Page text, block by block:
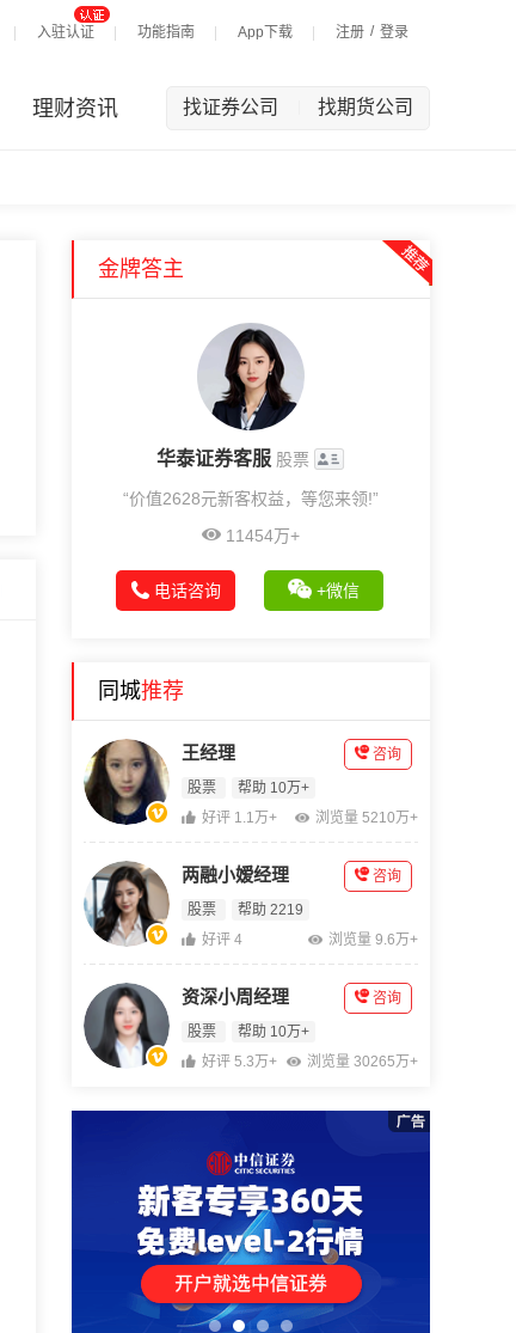
入驻认证 功能指南 App下载 注册 / 登录
理财资讯 找证券公司 找期货公司
金牌答主
华泰证券客服 股票
“价值2628元新客权益，等您来领!”
11454万+
电话咨询 +微信
同城推荐
王经理
股票 帮助 10万+
咨询
好评 1.1万+ 浏览量 5210万+
两融小嫒经理
股票 帮助 2219
咨询
好评 4 浏览量 9.6万+
资深小周经理
股票 帮助 10万+
咨询
好评 5.3万+ 浏览量 30265万+